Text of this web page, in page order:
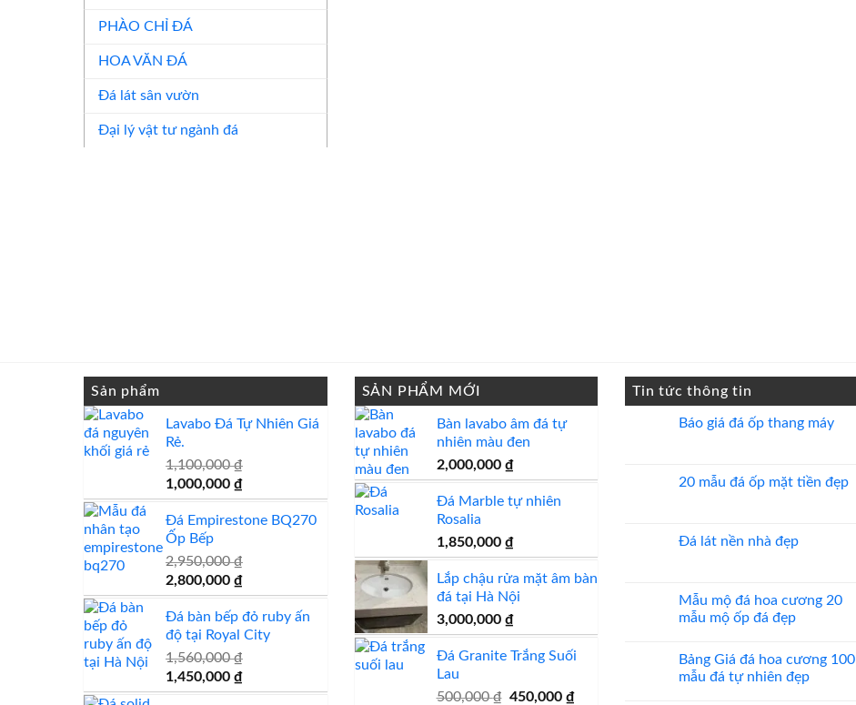
PHÀO CHỈ ĐÁ
HOA VĂN ĐÁ
Đá lát sân vườn
Đại lý vật tư ngành đá
Sản phẩm
Lavabo Đá Tự Nhiên Giá
Rẻ.
1,100,000₫
Giá
gốc
là:
1,100,000 ₫.
1,000,000 ₫Giá
hiện
tại
1,000,000 ₫.
Đá Empirestone BQ270
Ốp Bếp
2,950,000₫
Giá
gốc
là:
2,950,000 ₫.
2,800,000 ₫Giá
hiện
tại
là:
2,800,000 ₫.
Đá bàn bếp đỏ ruby ấn
độ tại Royal City
1,560,000₫
Giá
gốc
1,450,000 ₫Giá
hiện
SẢN PHẨM MỚI
Bàn lavabo âm đá tự
nhiên màu đen
2,000,000 ₫
Đá Marble tự nhiên
Rosalia
1,850,000 ₫
Lắp chậu rửa mặt âm bàn
đá tại Hà Nội
3,000,000 ₫
Đá Granite Trắng Suối
Lau
500,000₫ Giá
450,000₫Giá
Tin tức thông tin
Báo giá đá ốp thang máy
luận
ở
ốp
thang
20 mẫu đá ốp mặt tiền đẹp
luận
ở
ốp
mặt
tiền
Đá lát nền nhà đẹp
luận
ở
Đá
nhà
đẹp
Mẫu mộ đá hoa cương 20
mẫu mộ ốp đá đẹp
bình
luận
ở
Bảng Giá đá hoa cương 100
mẫu đá tự nhiên đẹp